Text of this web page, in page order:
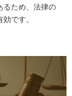
るため、法律の
です。